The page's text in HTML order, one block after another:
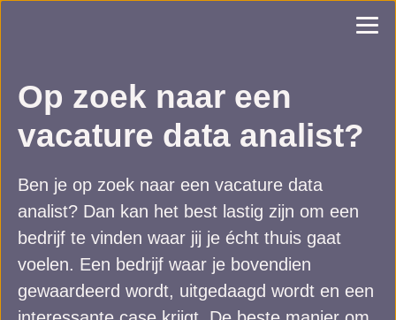
Op zoek naar een
vacature data analist?
Ben je op zoek naar een vacature data
analist? Dan kan het best lastig zijn om een
bedrijf te vinden waar jij je écht thuis gaat
voelen. Een bedrijf waar je bovendien
gewaardeerd wordt, uitgedaagd wordt en een